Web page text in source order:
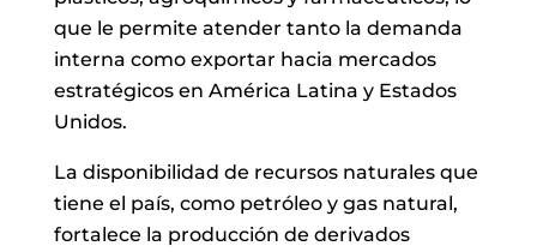
que le permite atender tanto la demanda
interna como exportar hacia mercados
estratégicos en América Latina y Estados
Unidos.
La disponibilidad de recursos naturales que
tiene el país, como petróleo y gas natural,
fortalece la producción de derivados